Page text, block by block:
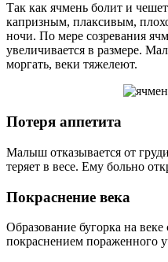
Так как ячмень болит и
капризным, плаксивым,
ночи. По мере созревания
увеличивается в размере.
моргать, веки тяжелеют.
Потеря аппетита
Малыш отказывается от
теряет в весе. Ему больно
Покраснение века
Образование бугорка на
покраснением пораженного